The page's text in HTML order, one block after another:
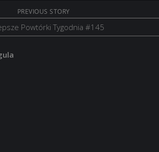
PREVIOUS STORY
Powtórki Tygodnia #145